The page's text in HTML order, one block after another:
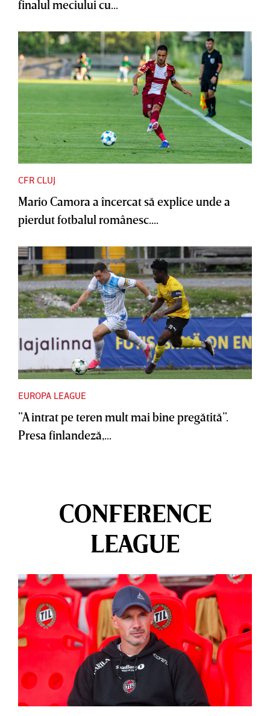
finalul meciului cu...
CFR CLUJ
Mario Camora a încercat să explice unde a
pierdut fotbalul românesc....
EUROPA LEAGUE
”A intrat pe teren mult mai bine pregătită”.
Presa finlandeză,...
CONFERENCE
LEAGUE